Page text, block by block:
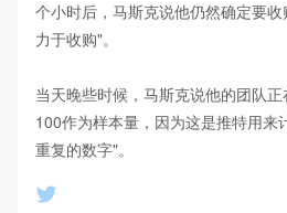
个小时后，马斯克说他仍然确定要
力于收购"。
当天晚些时候，马斯克说他的团队
100作为样本量，因为这是推特用来
重复的数字"。